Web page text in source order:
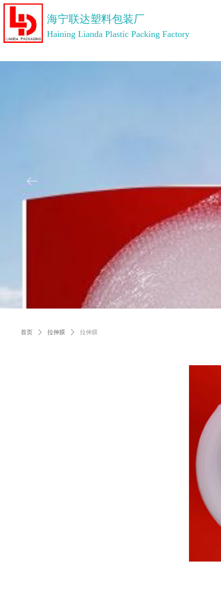
海宁联达塑料包装厂
Haining Lianda Plastic Packing Factory
ꂃ
首页 ꄲ 拉伸膜 ꄲ 拉伸膜